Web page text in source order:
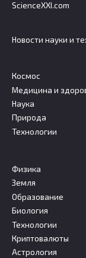
ScienceXXI.com
Новости науки и
Космос
Медицина и
Наука
Природа
Технологии
Физика
Земля
Образование
Биология
Технологии
Криптовалюты
Астрология